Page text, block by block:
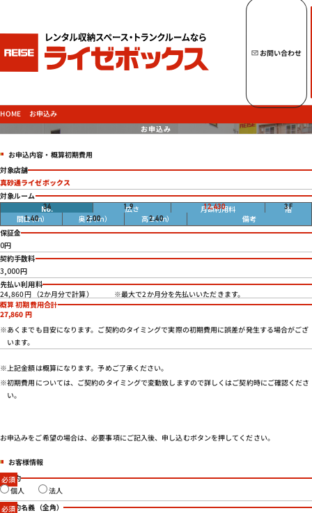
トップページへ
トランクルームを探す
ご契約の流れ・お支払方法
よくあるご質問
法人のお客様
お問い合わせ
特定商取引法に基づく表示
お問い合わせ
HOME お申込み
お申込み
お申込内容・概算初期費用
対象店舗
真砂通ライゼボックス
対象ルーム
34 1.9畳 12,430円 3F
1.40
2.00 2.40
保証金
0円
契約手数料
3,000円
先払い利用料
24,860円 （2か月分で計算） ※最大で2か月分を先払いいただきます。
概算 初期費用合計
27,860 円
※あくまでも目安になります。ご契約のタイミングで実際の初期費用に誤差が発生する場合がござ
います。
※上記金額は概算になります。予めご了承ください。
※初期費用については、ご契約のタイミングで変動致しますので詳しくはご契約時にご確認くださ
い。
お申込みをご希望の場合は、必要事項にご記入後、申し込むボタンを押してください。
お客様情報
ご契約
個人 法人
ご契約名義 （全角）